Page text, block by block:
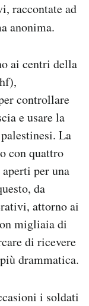
raccontate ad
anonima.
ai centri della
controllare
e usare la
La
con quattro
per una
da
attorno ai
migliaia di
di ricevere
drammatica.
i soldati